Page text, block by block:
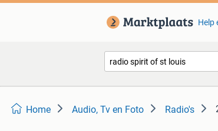
Help
Home Audio, Tv en Foto Radio's